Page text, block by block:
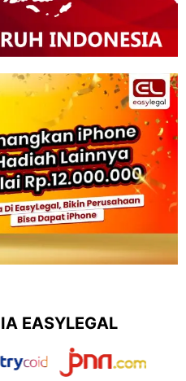
EASYLEGAL